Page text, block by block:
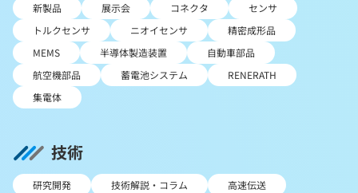
新製品 展示会 コネクタ
センサ
トルクセンサ
ニオイセンサ
精密成形品
MEMS
半導体製造装置
自動車部品
航空機部品
蓄電池システム
RENERATH
集電体
技術
研究開発 技術解説・コラム
高速伝送